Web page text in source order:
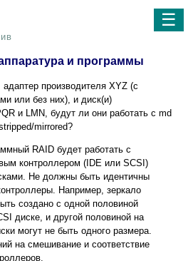
☰
и программы
производителя XYZ (с
или без них), и диск(и)
и LMN, будут ли они работать с md
mirrored?
RAID будет работать с
контроллером (IDE или SCSI)
Не должны быть идентичны
Например, зеркало
создано с одной половиной
диске, и другой половиной на
могут не быть одного размера.
на смешивание и соответствие